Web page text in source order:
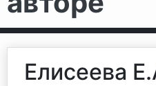
Елисеева